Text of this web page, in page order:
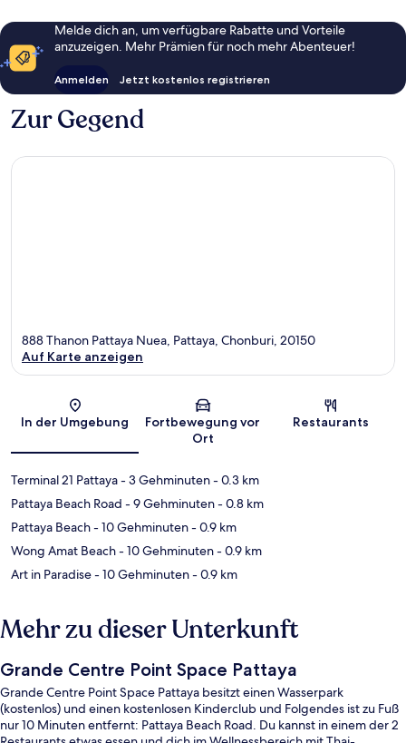
Melde dich an, um verfügbare Rabatte und Vorteile
anzuzeigen. Mehr Prämien für noch mehr Abenteuer!
Anmelden Jetzt kostenlos registrieren
Zur Gegend
Karte
888 Thanon Pattaya Nuea, Pattaya, Chonburi, 20150
Auf Karte anzeigen
In der Umgebung
Fortbewegung vor
Ort
Restaurants
Terminal 21 Pattaya- 3 Gehminuten- 0.3 km
Pattaya Beach Road - 9 Gehminuten- 0.8 km
Pattaya Beach- 10 Gehminuten- 0.9 km
Wong Amat Beach- 10 Gehminuten- 0.9 km
Art in Paradise- 10 Gehminuten- 0.9 km
Mehr zu dieser Unterkunft
Grande Centre Point Space Pattaya
Grande Centre Point Space Pattaya besitzt einen Wasserpark
(kostenlos) und einen kostenlosen Kinderclub und Folgendes ist zu Fuß
nur 10 Minuten entfernt: Pattaya Beach Road. Du kannst in einem der 2